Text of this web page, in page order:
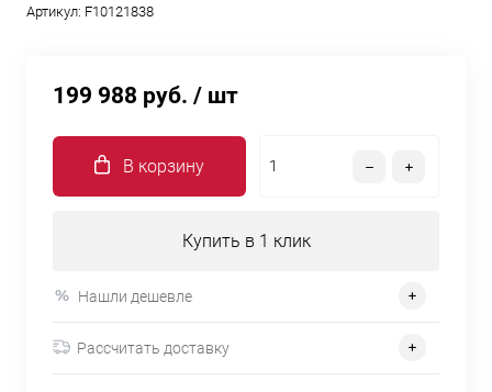
Артикул: F10121838
199 988 руб. / шт
В корзину
Купить в 1 клик
Нашли дешевле
Рассчитать доставку